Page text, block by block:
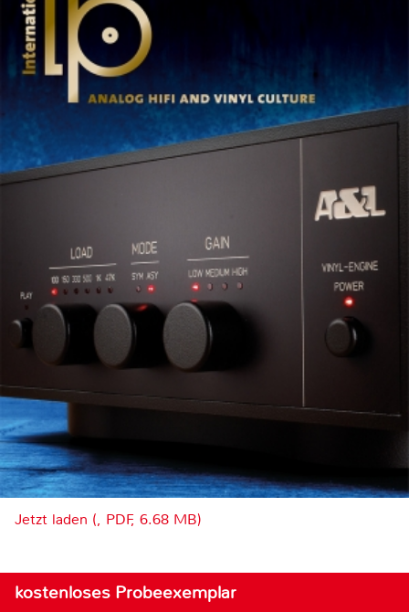
Jetzt laden (, PDF, 6.68 MB)
kostenloses Probeexemplar